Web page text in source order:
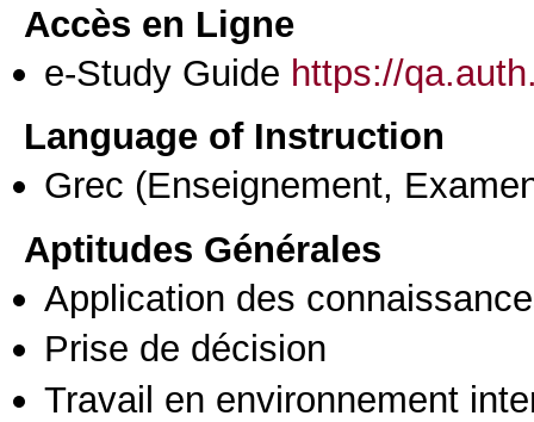
Accès en Ligne
e-Study Guide https://
Language of Instruction
Grec (Enseignement,
Aptitudes Générales
Application des
Prise de décision
Travail en environnement